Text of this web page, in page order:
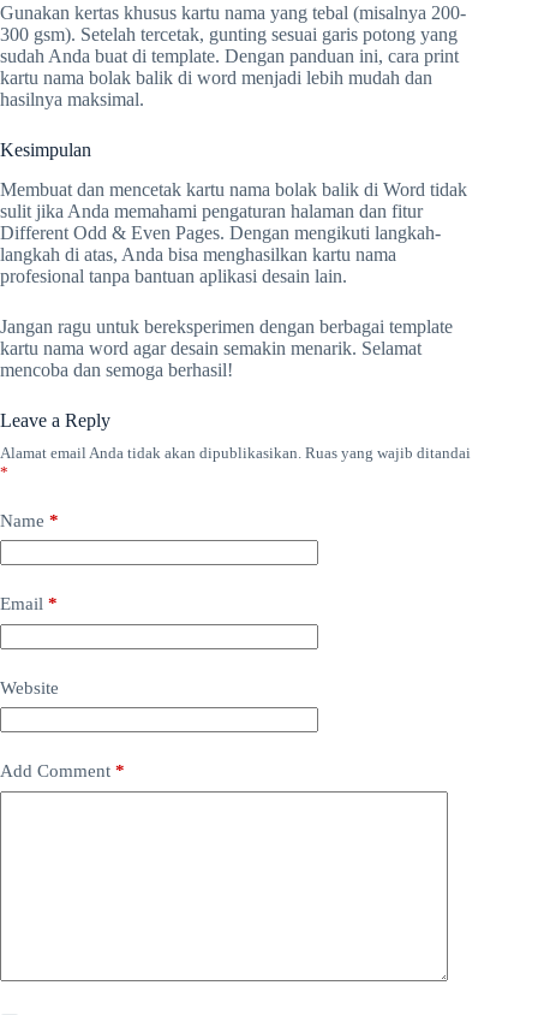
Gunakan kertas khusus kartu nama yang tebal (misalnya 200-
300 gsm). Setelah tercetak, gunting sesuai garis potong yang
sudah Anda buat di template. Dengan panduan ini, cara print
kartu nama bolak balik di word menjadi lebih mudah dan
hasilnya maksimal.
Kesimpulan
Membuat dan mencetak kartu nama bolak balik di Word tidak
sulit jika Anda memahami pengaturan halaman dan fitur
Different Odd & Even Pages. Dengan mengikuti langkah-
langkah di atas, Anda bisa menghasilkan kartu nama
profesional tanpa bantuan aplikasi desain lain.
Jangan ragu untuk bereksperimen dengan berbagai template
kartu nama word agar desain semakin menarik. Selamat
mencoba dan semoga berhasil!
Leave a Reply
Alamat email Anda tidak akan dipublikasikan. Ruas yang wajib ditandai
*
Name *
Email *
Website
Add Comment *